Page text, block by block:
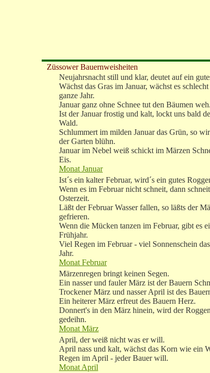
Züssower Bauernweisheiten
Neujahrsnacht still und klar, deutet auf ein
Wächst das Gras im Januar, wächst es schlecht
ganze Jahr.
Januar ganz ohne Schnee tut den Bäumen weh.
Ist der Januar frostig und kalt, lockt uns bald
Wald.
Schlummert im milden Januar das Grün, so
der Garten blühn.
Januar im Nebel weiß schickt im Märzen
Eis.
Monat Januar
Ist´s ein kalter Februar, wird´s ein gutes
Wenn es im Februar nicht schneit, dann
Osterzeit.
Läßt der Februar Wasser fallen, so läßts der
gefrieren.
Wenn die Mücken tanzen im Februar, gibt es
Frühjahr.
Viel Regen im Februar - viel Sonnenschein
Jahr.
Monat Februar
Märzenregen bringt keinen Segen.
Ein nasser und fauler März ist der Bauern
Trockener März und nasser April ist des
Ein heiterer März erfreut des Bauern Herz.
Donnert's in den März hinein, wird der
gedeihn.
Monat März
April, der weiß nicht was er will.
April nass und kalt, wächst das Korn wie ein
Regen im April - jeder Bauer will.
Monat April